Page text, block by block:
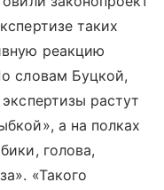
таких
реакцию
словам Буцкой,
растут
а на полках
голова,
«Такого